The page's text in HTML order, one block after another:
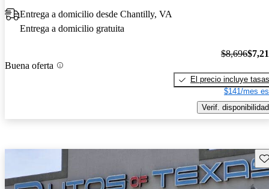
Entrega a domicilio desde Chantilly, VA
Entrega a domicilio gratuita
Buena oferta
$8,696
El precio incluye tasas
$141/mes
Verif. disponibilidad